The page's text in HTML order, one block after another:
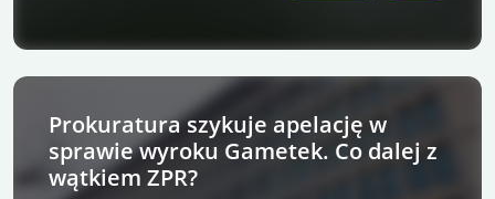
Prokuratura szykuje apelację w
sprawie wyroku Gametek. Co dalej z
wątkiem ZPR?